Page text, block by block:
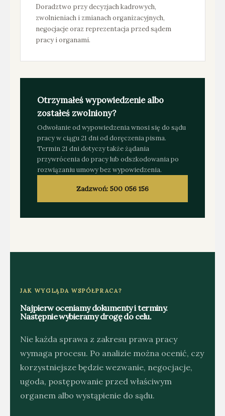
Doradztwo przy decyzjach kadrowych,
zwolnieniach i zmianach organizacyjnych,
negocjacje oraz reprezentacja przed sądem
pracy i organami.
Otrzymałeś wypowiedzenie albo
zostałeś zwolniony?
Odwołanie od wypowiedzenia wnosi się do sądu
pracy w ciągu 21 dni od doręczenia pisma.
Termin 21 dni dotyczy także żądania
przywrócenia do pracy lub odszkodowania po
rozwiązaniu umowy bez wypowiedzenia.
Zadzwoń: 500 056 156
JAK WYGLĄDA WSPÓŁPRACA?
Najpierw oceniamy dokumenty i terminy.
Następnie wybieramy drogę do celu.
Nie każda sprawa z zakresu prawa pracy
wymaga procesu. Po analizie można ocenić, czy
korzystniejsze będzie wezwanie, negocjacje,
ugoda, postępowanie przed właściwym
organem albo wystąpienie do sądu.